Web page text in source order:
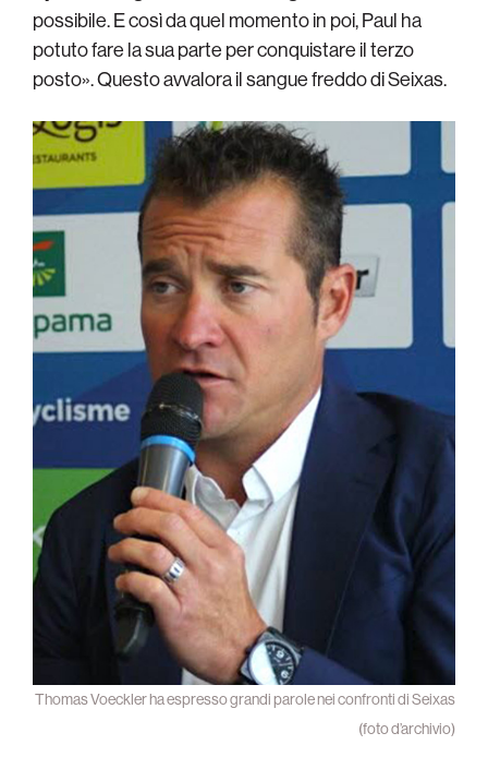
possibile. E così da quel momento in poi, Paul ha
potuto fare la sua parte per conquistare il terzo
posto». Questo avvalora il sangue freddo di Seixas.
Thomas Voeckler ha espresso grandi parole nei confronti di Seixas
(foto d’archivio)